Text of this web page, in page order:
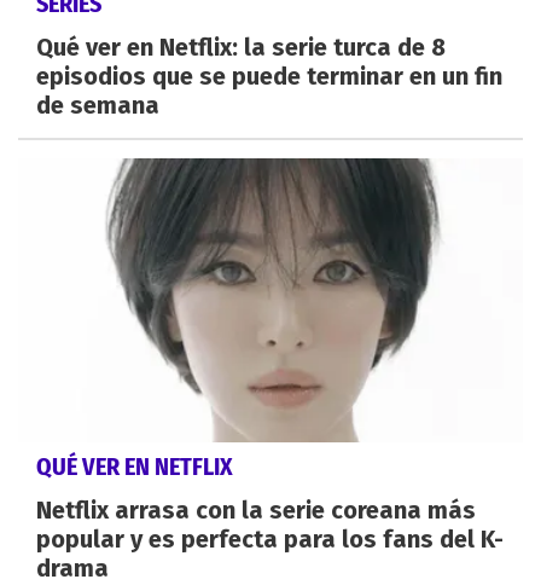
Qué ver en Netflix: la serie turca de 8
episodios que se puede terminar en un fin
de semana
QUÉ VER EN NETFLIX
Netflix arrasa con la serie coreana más
popular y es perfecta para los fans del K-
drama